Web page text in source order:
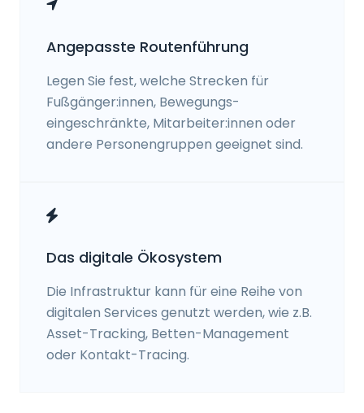
Angepasste Routenführung
Legen Sie fest, welche Strecken für
Fußgänger:innen, Bewegungs-
eingeschränkte, Mitarbeiter:innen oder
andere Personengruppen geeignet sind.
Das digitale Ökosystem
Die Infrastruktur kann für eine Reihe von
digitalen Services genutzt werden, wie z.B.
Asset-Tracking, Betten-Management
oder Kontakt-Tracing.